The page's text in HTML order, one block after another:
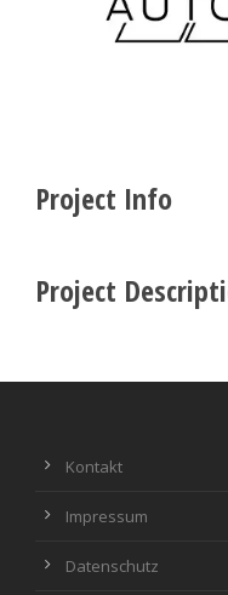
Project Info
Project
Kontakt
Impressum
Datenschutz